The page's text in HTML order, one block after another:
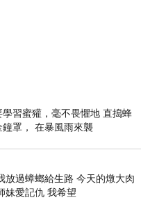
習蜜獾，毫不畏懼地 直搗蜂
罩， 在暴風雨來襲
放過蟑螂給生路 今天的燉大肉
妹愛記仇 我希望